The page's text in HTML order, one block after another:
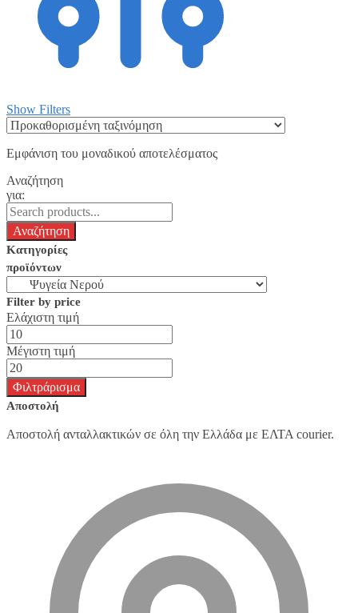
Show Filters
Εμφάνιση του μοναδικού αποτελέσματος
Αναζήτηση
για:
Κατηγορίες
προϊόντων
Filter by price
Ελάχιστη τιμή
Μέγιστη τιμή
Φιλτράρισμα
Αποστολή
Αποστολή ανταλλακτικών σε όλη την Ελλάδα με ΕΛΤΑ courier.